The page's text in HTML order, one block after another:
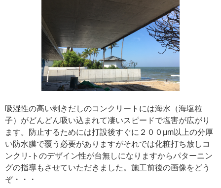
吸湿性の高い剥きだしのコンクリートには海水（海塩粒
子）がどんどん吸い込まれて凄いスピードで塩害が広がり
ます。防止するためには打設後すぐに２００μm以上の分厚
い防水膜で覆う必要がありますがそれでは化粧打ち放しコ
ンクリ-トのデザイン性が台無しになりますからパターニン
グの指導もさせていただきました。施工前後の画像をどう
ぞ・・・